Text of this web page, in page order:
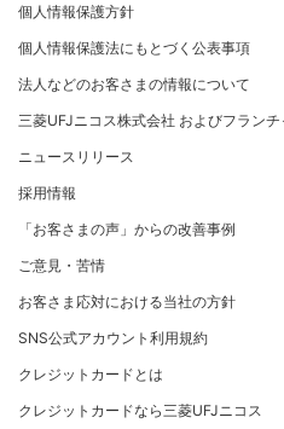
各種お問い合わせ
「三菱UFJニコスギフトカ
注意点（加盟店さま向け）
カード処理時のご注意事項
加盟店さま向けお問い合わせ
ト）
セキュリティサービス
法人向けポータルサイト
リスク管理
マネー・ローンダリングお
関する取り組み
個人情報保護方針
クレジットポリシー
金融商品販売などの勧誘方針
お客さま応対における当社の
復興支援活動
お客さまに寄り添う
従業員とともに
MUFGグループ/サステナビ
お問い合わせ
重要なお知らせ
個人情報保護方針
個人情報保護法にもとづく公表事項
法人などのお客さまの情報について
三菱UFJニコス株式会社 およびフラン
ニュースリリース
採用情報
「お客さまの声」からの改善事例
ご意見・苦情
お客さま応対における当社の方針
SNS公式アカウント利用規約
クレジットカードとは
クレジットカードなら三菱UFJニコス